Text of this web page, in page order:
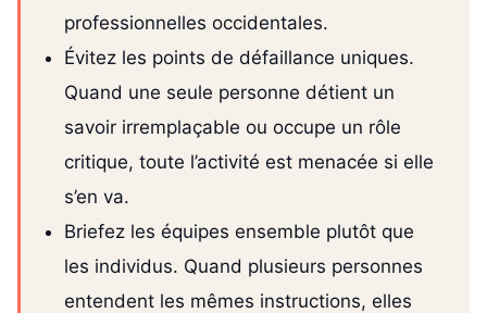
professionnelles occidentales.
Évitez les points de défaillance uniques.
Quand une seule personne détient un
savoir irremplaçable ou occupe un rôle
critique, toute l’activité est menacée si elle
s’en va.
Briefez les équipes ensemble plutôt que
les individus. Quand plusieurs personnes
entendent les mêmes instructions, elles